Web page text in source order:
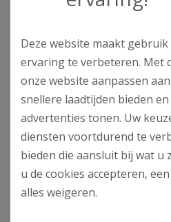
Foam – 125ml
53,00
Toevoegen aan
winkelwagen
€
Dit
product
heeft
Dit
Deze website maakt
ervaring te verbeteren. Met
onze website aanpassen
snellere laadtijden bieden
advertenties tonen. Uw
diensten voortdurend te
bieden die aansluit bij wat u
u de cookies accepteren,
alles weigeren.